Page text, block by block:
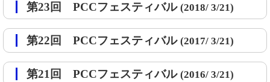
第23回 PCCフェスティバル (2018/ 3/21)
第22回 PCCフェスティバル (2017/ 3/21)
第21回 PCCフェスティバル (2016/ 3/21)